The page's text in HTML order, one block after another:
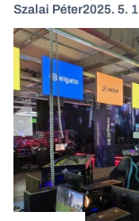
Szalai Péter2025. 5.